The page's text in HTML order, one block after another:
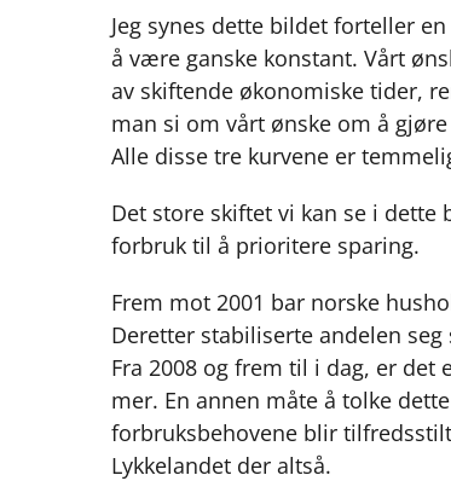
Jeg synes dette bildet forteller
å være ganske konstant. Vårt
av skiftende økonomiske tider,
man si om vårt ønske om å
Alle disse tre kurvene er
Det store skiftet vi kan se i
forbruk til å prioritere sparing.
Frem mot 2001 bar norske
Deretter stabiliserte andelen
Fra 2008 og frem til i dag, er
mer. En annen måte å tolke
forbruksbehovene blir
Lykkelandet der altså.